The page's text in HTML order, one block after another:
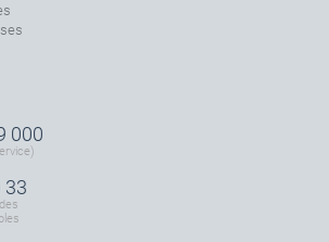
000
33